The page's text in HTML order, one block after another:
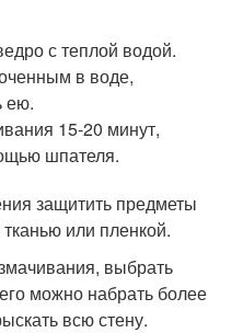
с теплой водой.
в воде,
ею.
15-20 минут,
шпателя.
защитить предметы
или пленкой.
выбрать
можно набрать более
всю стену.